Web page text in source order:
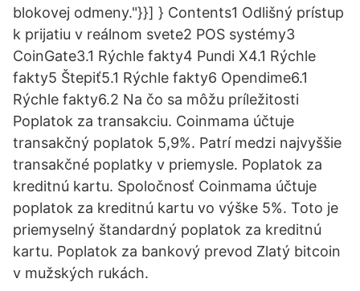
blokovej odmeny."}}] } Contents1 Odlišný prístup
k prijatiu v reálnom svete2 POS systémy3
CoinGate3.1 Rýchle fakty4 Pundi X4.1 Rýchle
fakty5 Štepiť5.1 Rýchle fakty6 Opendime6.1
Rýchle fakty6.2 Na čo sa môžu príležitosti
Poplatok za transakciu. Coinmama účtuje
transakčný poplatok 5,9%. Patrí medzi najvyššie
transakčné poplatky v priemysle. Poplatok za
kreditnú kartu. Spoločnosť Coinmama účtuje
poplatok za kreditnú kartu vo výške 5%. Toto je
priemyselný štandardný poplatok za kreditnú
kartu. Poplatok za bankový prevod Zlatý bitcoin
v mužských rukách.